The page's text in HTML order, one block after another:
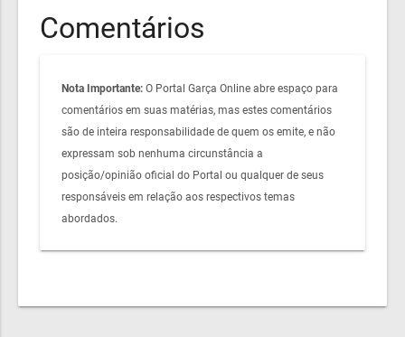
Comentários
Nota Importante: O Portal Garça Online abre espaço para
comentários em suas matérias, mas estes comentários
são de inteira responsabilidade de quem os emite, e não
expressam sob nenhuma circunstância a
posição/opinião oficial do Portal ou qualquer de seus
responsáveis em relação aos respectivos temas
abordados.